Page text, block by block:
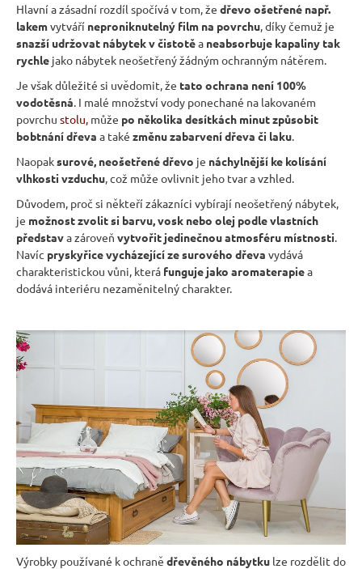
Hlavní a zásadní rozdíl spočívá v tom, že dřevo ošetřené např.
lakemvytváří neproniknutelný film na povrchu , díky čemuž je
snazší udržovat nábytek v čistotěa neabsorbuje kapaliny tak
rychle jako nábytek neošetřený žádným ochranným nátěrem.
Je však důležité si uvědomit, že tato ochrana není 100%
vodotěsná . I malé množství vody ponechané na lakovaném
povrchu stolu může po několika desítkách minut způsobit
bobtnání dřeva a také změnu zabarvení dřeva či laku
Naopaksurové, neošetřené dřevo je náchylnější ke kolísání
vlhkosti vzduchu , což může ovlivnit jeho tvar a vzhled.
Důvodem, proč si někteří zákazníci vybírají neošetřený nábytek,
je možnost zvolit si barvu, vosk nebo olej podle vlastních
představa zároveň vytvořit jedinečnou atmosféru místnosti
Navíc pryskyřice vycházející ze surového dřeva vydává
charakteristickou vůni, která funguje jako aromaterapiea
dodává interiéru nezaměnitelný charakter.
Výrobky používané k ochraně dřevěného nábytku lze rozdělit do
j
í
t
?
HLEDAT
D
o
p
o
u
č
u
e
m
e
RUSTIKÁLNÍ
ŽIDLE
SWEET
HOME
SIL22